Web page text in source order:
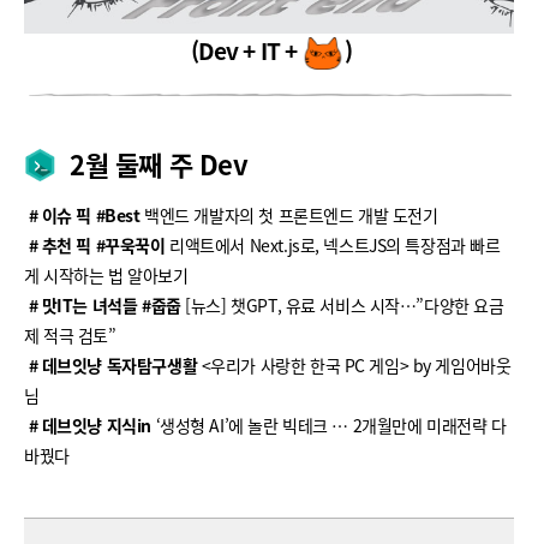
(Dev + IT + )
2월 둘째 주 Dev
# 이슈 픽 #Best백엔드 개발자의 첫 프론트엔드 개발 도전기
# 추천 픽 #꾸욱꾹이 리액트에서 Next.js로, 넥스트JS의 특장점과 빠르
게 시작하는 법 알아보기
# 맛IT는 녀석들 #줍줍[뉴스] 챗GPT, 유료 서비스 시작…”다양한 요금
제 적극 검토”
# 데브잇냥 독자탐구생활<우리가 사랑한 한국 PC 게임> by 게임어바웃
님
# 데브잇냥 지식in ‘생성형 AI’에 놀란 빅테크 … 2개월만에 미래전략 다
바꿨다